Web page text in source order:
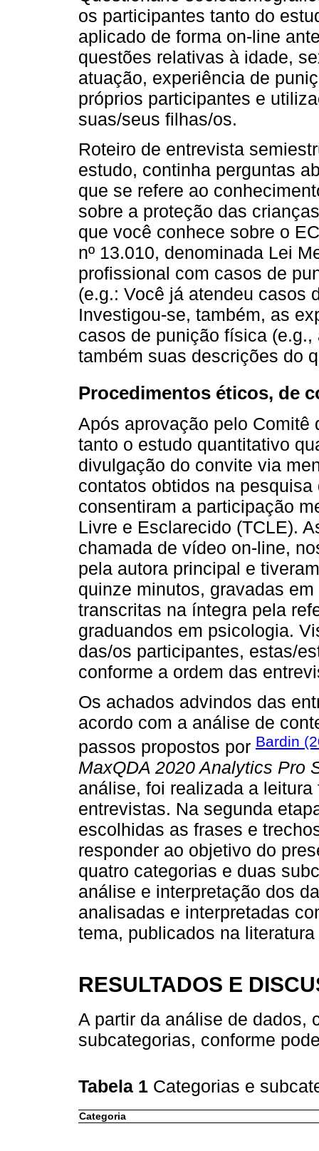
os participantes tanto do
aplicado de forma on-line
questões relativas à idade,
atuação, experiência de
próprios participantes e
suas/seus filhas/os.
Roteiro de entrevista
estudo, continha perguntas
que se refere ao
sobre a proteção das
que você conhece sobre o
nº 13.010, denominada Lei
profissional com casos de
(e.g.: Você já atendeu casos
Investigou-se, também, as
casos de punição física
também suas descrições do
Procedimentos éticos, de
Após aprovação pelo
tanto o estudo quantitativo
divulgação do convite via
contatos obtidos na
consentiram a participação
Livre e Esclarecido (TCLE).
chamada de vídeo on-line,
pela autora principal e
quinze minutos, gravadas
transcritas na íntegra pela
graduandos em psicologia.
das/os participantes, estas/
conforme a ordem das
Os achados advindos das
acordo com a análise de
passos propostos por Bardin
MaxQDA 2020 Analytics Pro
análise, foi realizada a
entrevistas. Na segunda
escolhidas as frases e
responder ao objetivo do
quatro categorias e duas
análise e interpretação dos
analisadas e interpretadas
tema, publicados na
RESULTADOS E
A partir da análise de dados,
subcategorias, conforme
Tabela 1 Categorias e
Categoria